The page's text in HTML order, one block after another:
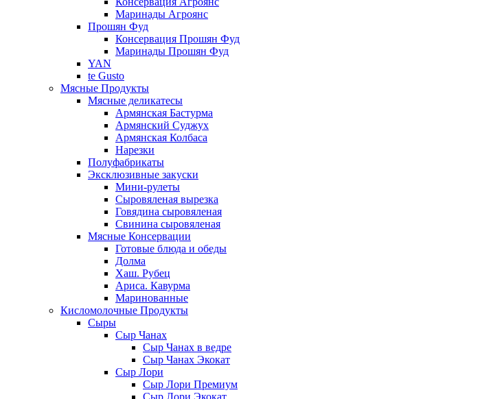
Маринады Агроянс
Прошян Фуд
Консервация Прошян Фуд
Маринады Прошян Фуд
YAN
te Gusto
Мясные Продукты
Мясные деликатесы
Армянская Бастурма
Армянский Суджух
Армянская Колбаса
Нарезки
Полуфабрикаты
Эксклюзивные закуски
Мини-рулеты
Сыровяленая вырезка
Говядина сыровяленая
Свинина сыровяленая
Мясные Консервации
Готовые блюда и обеды
Долма
Хаш. Рубец
Ариса. Кавурма
Маринованные
Кисломолочные Продукты
Сыры
Сыр Чанах
Сыр Чанах в ведре
Сыр Чанах Экокат
Сыр Лори
Сыр Лори Премиум
Сыр Лори Экокат